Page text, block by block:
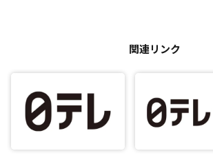
関連リンク